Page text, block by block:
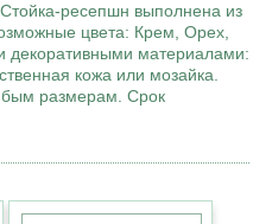
ресепшн выполнена из
цвета: Крем, Орех,
декоративными материалами:
кожа или мозайка.
размерам. Срок